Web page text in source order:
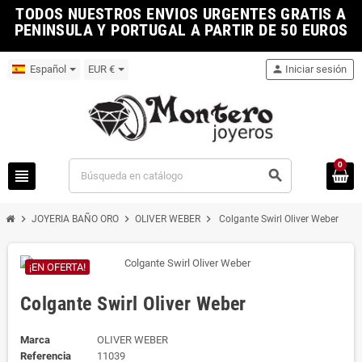
TODOS NUESTROS ENVIOS URGENTES GRATIS A
PENINSULA Y PORTUGAL A PARTIR DE 50 EUROS
Español EUR €
view_headline search
person Iniciar sesión
0
chevron_right JOYERIA BAÑO ORO chevron_right OLIVER WEBER chevron_right Colgante Swirl Oliver Weber
¡EN OFERTA!
Colgante Swirl Oliver Weber
Marca
OLIVER WEBER
Referencia
11039